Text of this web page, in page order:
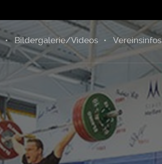
Bildergalerie/Videos Vereinsinfos